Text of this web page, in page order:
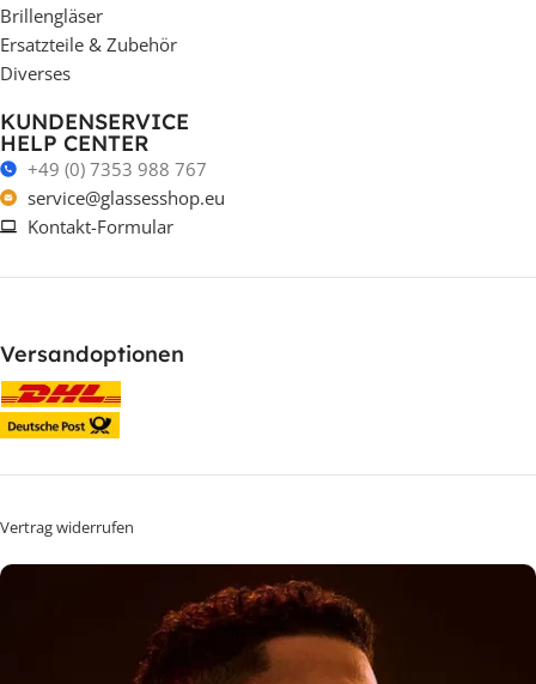
Brillengläser
Ersatzteile & Zubehör
Diverses
KUNDENSERVICE
HELP CENTER
+49 (0) 7353 988 767
service@glassesshop.eu
Kontakt-Formular
Versandoptionen
Vertrag widerrufen